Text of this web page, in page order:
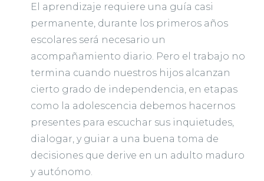
El aprendizaje requiere una guía casi
permanente, durante los primeros años
escolares será necesario un
acompañamiento diario. Pero el trabajo no
termina cuando nuestros hijos alcanzan
cierto grado de independencia, en etapas
como la adolescencia debemos hacernos
presentes para escuchar sus inquietudes,
dialogar, y guiar a una buena toma de
decisiones que derive en un adulto maduro
y autónomo.